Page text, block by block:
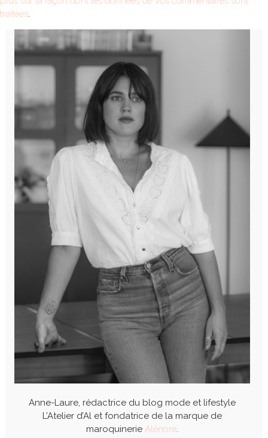
traitées.
Anne-Laure, rédactrice du blog mode et lifestyle
L’Atelier d’Al et fondatrice de la marque de
maroquinerie Alénore.